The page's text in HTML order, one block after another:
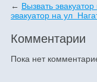
← Вызвать
эвакуатор на ул
Комментарии
Пока нет